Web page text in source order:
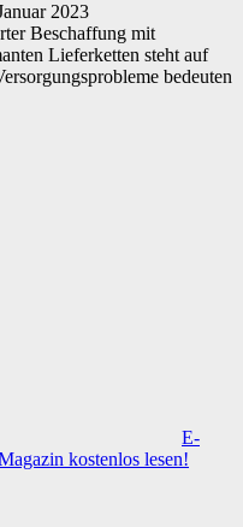
2023
Beschaffung mit
Lieferketten steht auf
bedeuten
E-
kostenlos lesen!